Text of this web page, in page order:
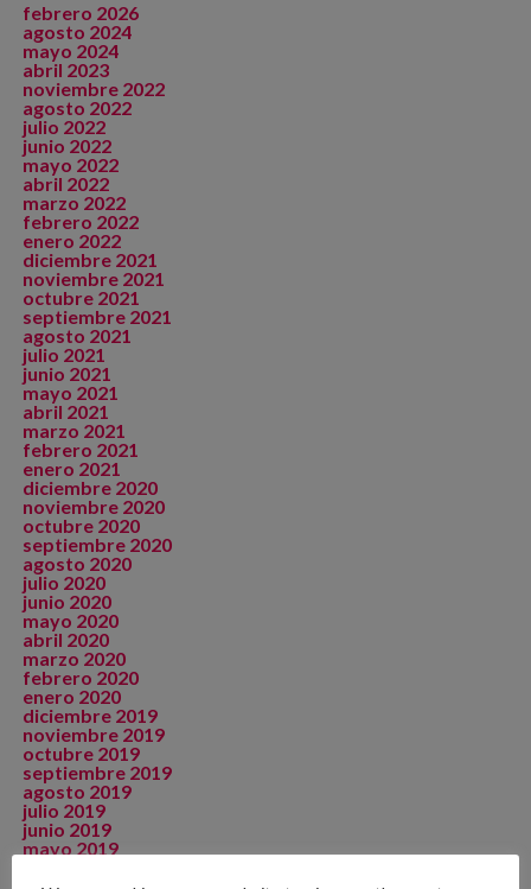
febrero 2026
agosto 2024
mayo 2024
abril 2023
noviembre 2022
agosto 2022
julio 2022
junio 2022
mayo 2022
abril 2022
marzo 2022
febrero 2022
enero 2022
diciembre 2021
noviembre 2021
octubre 2021
septiembre 2021
agosto 2021
julio 2021
junio 2021
mayo 2021
abril 2021
marzo 2021
febrero 2021
enero 2021
diciembre 2020
noviembre 2020
octubre 2020
septiembre 2020
agosto 2020
julio 2020
junio 2020
mayo 2020
abril 2020
marzo 2020
febrero 2020
enero 2020
diciembre 2019
noviembre 2019
octubre 2019
septiembre 2019
agosto 2019
julio 2019
junio 2019
mayo 2019